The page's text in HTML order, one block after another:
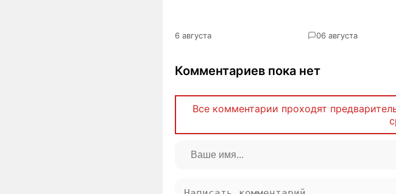
6 августа 06 августа
Комментариев пока нет
Все комментарии проходят